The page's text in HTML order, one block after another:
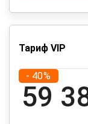
Тариф VIP
- 40%
59